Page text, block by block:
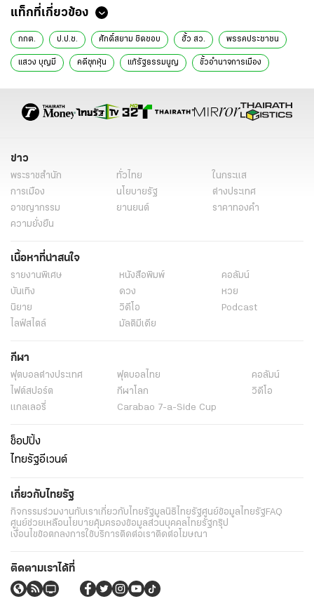
แท็กที่เกี่ยวข้อง
กกต. ป.ป.ช. ศักดิ์สยาม ชิดชอบ ฮั้ว สว. พรรคประชาชน
แสวง บุญมี คดีซุกหุ้น แก้รัฐธรรมนูญ ขั้วอำนาจการเมือง
ไทยรัฐฉบับพิมพ์
ข่าว
พระราชสำนัก ทั่วไทย
ในกระแส
การเมือง
นโยบายรัฐ
ต่างประเทศ
อาชญากรรม
ยานยนต์
ราคาทองคำ
ความยั่งยืน
เนื้อหาที่น่าสนใจ
รายงานพิเศษ หนังสือพิมพ์
คอลัมน์
บันเทิง
ดวง
หวย
นิยาย
วิดีโอ
Podcast
ไลฟ์สไตล์
มัลติมีเดีย
กีฬา
ฟุตบอลต่่างประเทศ ฟุตบอลไทย
คอลัมน์
ไฟต์สปอร์ต
กีฬาโลก
วิดีโอ
แกลเลอรี่
Carabao 7-a-Side Cup
ช็อปปิ้ง
ไทยรัฐอีเวนต์
เกี่ยวกับไทยรัฐ
กิจกรรมร่วมงานกับเราเกี่ยวกับไทยรัฐมูลนิธิไทยรัฐศูนย์ข้อมูลไทยรัฐFAQ
ศูนย์ช่วยเหลือนโยบายคุ้มครองข้อมูลส่วนบุคคลไทยรัฐกรุ๊ป
เงื่อนไขข้อตกลงการใช้บริการติดต่อเราติดต่อโฆษณา
ติดตามเราได้ที่